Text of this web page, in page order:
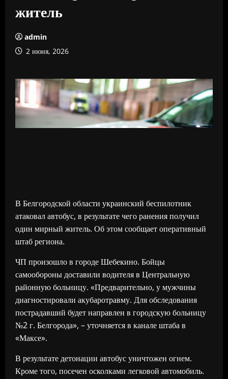
житель
admin
2 июня, 2026
В Белгородской области украинский беспилотник
атаковал автобус, в результате чего ранения получил
один мирный житель. Об этом сообщает оперативный
штаб региона.
ЧП произошло в городе Шебекино. Бойцы
самообороны доставили водителя в Центральную
районную больницу. «Предварительно, у мужчины
диагностировали акубаротравму. Для обследования
пострадавший будет направлен в городскую больницу
№2 г. Белгорода», – уточняется в канале штаба в
«Максе».
В результате детонации автобус уничтожен огнем.
Кроме того, посечен осколками легковой автомобиль.